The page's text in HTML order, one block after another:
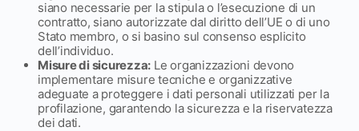
siano necessarie per la stipula o l’esecuzione di un
contratto, siano autorizzate dal diritto dell’UE o di uno
Stato membro, o si basino sul consenso esplicito
dell’individuo.
Misure di sicurezza: Le organizzazioni devono
implementare misure tecniche e organizzative
adeguate a proteggere i dati personali utilizzati per la
profilazione, garantendo la sicurezza e la riservatezza
dei dati.